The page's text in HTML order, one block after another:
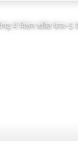
में मिशन शक्ति फेज-